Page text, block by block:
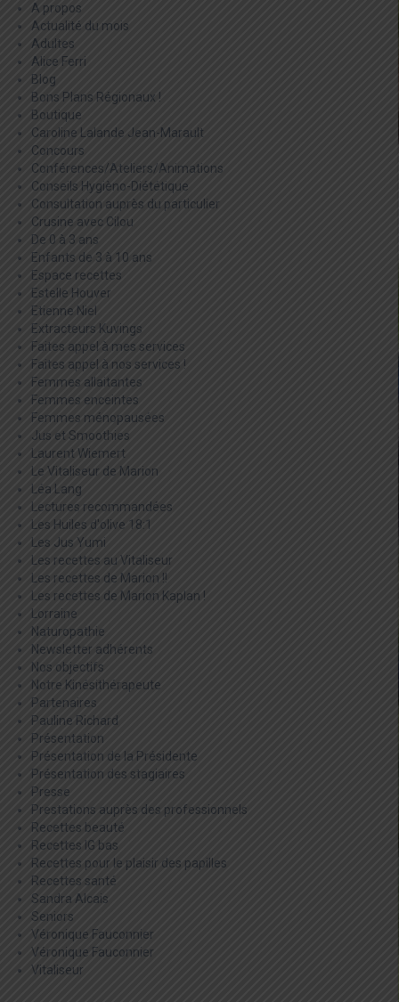
A propos
Actualité du mois
Adultes
Alice Ferri
Blog
Bons Plans Régionaux !
Boutique
Caroline Lalande Jean-Marault
Concours
Conférences/Ateliers/Animations
Conseils Hygièno-Diététique
Consultation auprès du particulier
Crusine avec Cilou
De 0 à 3 ans
Enfants de 3 à 10 ans
Espace recettes
Estelle Houver
Etienne Niel
Extracteurs Kuvings
Faites appel à mes services
Faites appel à nos services !
Femmes allaitantes
Femmes enceintes
Femmes ménopausées
Jus et Smoothies
Laurent Wiemert
Le Vitaliseur de Marion
Léa Lang
Lectures recommandées
Les Huiles d'olive 18:1
Les Jus Yumi
Les recettes au Vitaliseur
Les recettes de Marion !!
Les recettes de Marion Kaplan !
Lorraine
Naturopathie
Newsletter adhérents
Nos objectifs
Notre Kinésithérapeute
Partenaires
Pauline Richard
Présentation
Présentation de la Présidente
Présentation des stagiaires
Presse
Prestations auprès des professionnels
Recettes beauté
Recettes IG bas
Recettes pour le plaisir des papilles
Recettes santé
Sandra Alcais
Seniors
Véronique Fauconnier
Véronique Fauconnier
Vitaliseur